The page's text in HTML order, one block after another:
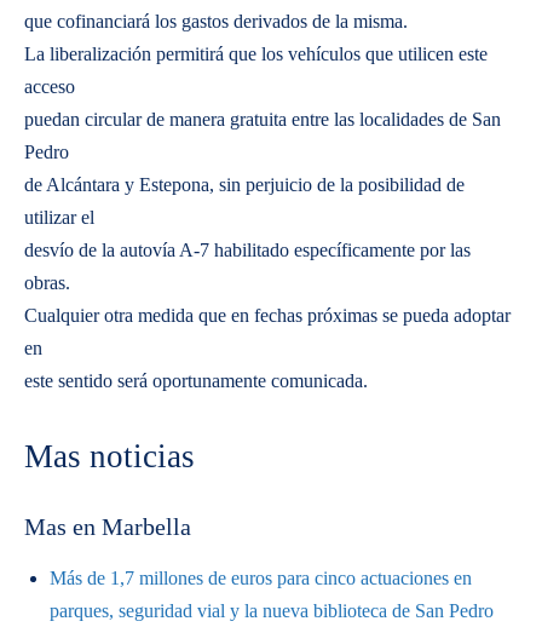
que cofinanciará los gastos derivados de la misma.
La liberalización permitirá que los vehículos que utilicen este
acceso
puedan circular de manera gratuita entre las localidades de San
Pedro
de Alcántara y Estepona, sin perjuicio de la posibilidad de
utilizar el
desvío de la autovía A-7 habilitado específicamente por las
obras.
Cualquier otra medida que en fechas próximas se pueda adoptar
en
este sentido será oportunamente comunicada.
Mas noticias
Mas en Marbella
Más de 1,7 millones de euros para cinco actuaciones en
parques, seguridad vial y la nueva biblioteca de San Pedro